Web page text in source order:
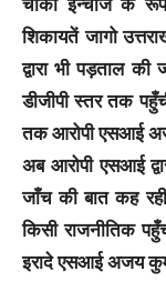
शिकायतें जागो
द्वारा भी पड़ताल
डीजीपी स्तर तक
तक आरोपी एसआई
अब आरोपी एसआई
जाँच की बात कह
किसी राजनीतिक
इरादे एसआई अजय